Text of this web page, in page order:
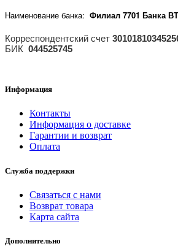
Наименование банка: Филиал 7701 Банка
Корреспондентский счет
БИК 044525745
Информация
Контакты
Информация о доставке
Гарантии и возврат
Оплата
Служба поддержки
Связаться с нами
Возврат товара
Карта сайта
Дополнительно